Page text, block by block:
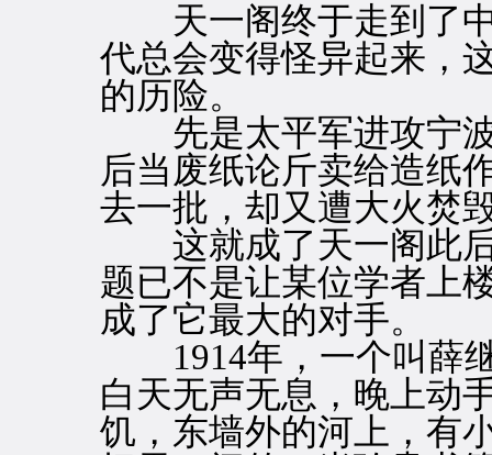
天一阁终于走到了中
代总会变得怪异起来，
的历险。
先是太平军进攻宁波
后当废纸论斤卖给造纸
去一批，却又遭大火焚
这就成了天一阁此后
题已不是让某位学者上
成了它最大的对手。
1914年，一个叫薛继
白天无声无息，晚上动
饥，东墙外的河上，有